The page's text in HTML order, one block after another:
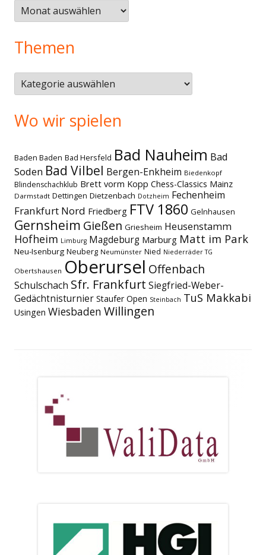
Älteres
Themen
Themen
Wo wir spielen
Baden Baden Bad Hersfeld Bad Nauheim Bad
Soden Bad Vilbel Bergen-Enkheim Biedenkopf
Blindenschachklub Brett vorm Kopp Chess-Classics Mainz
Darmstadt Dettingen Dietzenbach Dotzheim Fechenheim
Frankfurt Nord Friedberg FTV 1860 Gelnhausen
Gernsheim Gießen Griesheim Heusenstamm
Hofheim Limburg Magdeburg Marburg Matt im Park
Neu-Isenburg Neuberg Neumünster Nied Niederräder TG
Obertshausen Oberursel Offenbach
Schulschach Sfr. Frankfurt Siegfried-Weber-
Gedächtnisturnier Staufer Open Steinbach TuS Makkabi
Usingen Wiesbaden Willingen